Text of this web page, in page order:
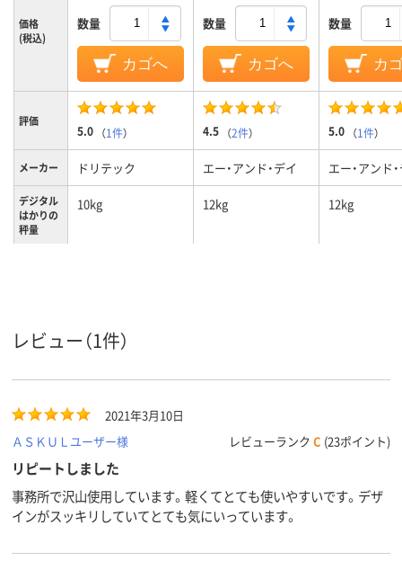
価格
(税込)
数量
カゴへ
数量
カゴへ
数量
カ
評価
5.0 （1件） 4.5 （2件） 5.0 （1件）
メーカー ドリテック エー・アンド・デイ エー・アンド
デジタル
はかりの
秤量
10kg 12kg 12kg
レビュー（1件）
2021年3月10日
ＡＳＫＵＬユーザー様
レビューランク C (23ポイント)
リピートしました
事務所で沢山使用しています。軽くてとても使いやすいです。デザ
インがスッキリしていてとても気にいっています。